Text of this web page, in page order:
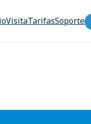
VisitaTarifasSoporte